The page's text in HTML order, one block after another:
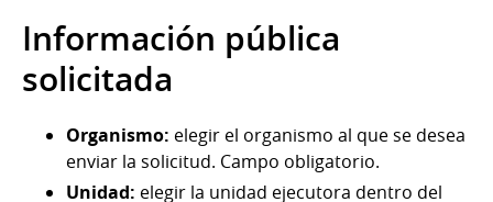
Información pública
solicitada
Organismo: elegir el organismo al que se desea
enviar la solicitud. Campo obligatorio.
Unidad: elegir la unidad ejecutora dentro del